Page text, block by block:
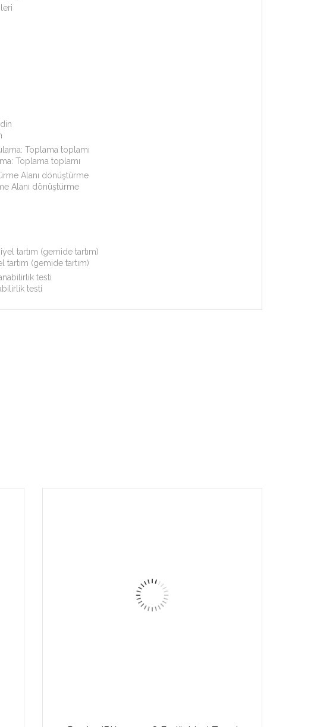
Toplama toplamı
Alanı dönüştürme
tartım (gemide tartım)
testi